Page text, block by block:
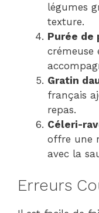
légumes
texture.
Purée de
crémeuse
Gratin
français
repas.
Céleri-
offre une
avec la
Erreurs